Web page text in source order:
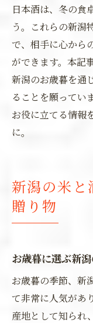
日本酒は、冬の食
う。これらの新潟
で、相手に心から
ができます。本記
新潟のお歳暮を通
ることを願ってい
お役に立てる情報
に。
新潟の米と
贈り物
お歳暮に選ぶ新
お歳暮の季節、新
て非常に人気があ
産地として知られ